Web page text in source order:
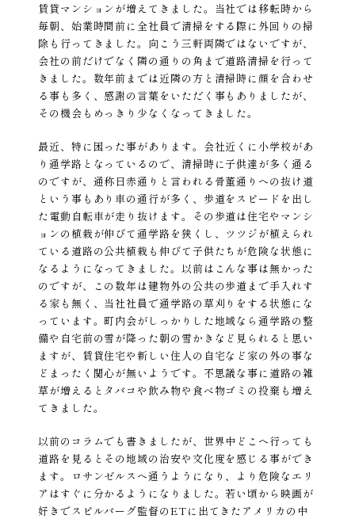
賃貸マンションが増えてきました。当社では移転時から
毎朝、始業時間前に全社員で清掃をする際に外回りの掃
除も行ってきました。向こう三軒両隣ではないですが、
会社の前だけでなく隣の通りの角まで道路清掃を行って
きました。数年前までは近隣の方と清掃時に顔を合わせ
る事も多く、感謝の言葉をいただく事もありましたが、
その機会もめっきり少なくなってきました。
最近、特に困った事があります。会社近くに小学校があ
り通学路となっているので、清掃時に子供達が多く通る
のですが、通称日赤通りと言われる骨董通りへの抜け道
という事もあり車の通行が多く、歩道をスピードを出し
た電動自転車が走り抜けます。その歩道は住宅やマンシ
ョンの植栽が伸びて通学路を狭くし、ツツジが植えられ
ている道路の公共植栽も伸びて子供たちが危険な状態に
なるようになってきました。以前はこんな事は無かった
のですが、この数年は建物外の公共の歩道まで手入れす
る家も無く、当社社員で通学路の草刈りをする状態にな
っています。町内会がしっかりした地域なら通学路の整
備や自宅前の雪が降った朝の雪かきなど見られると思い
ますが、賃貸住宅や新しい住人の自宅など家の外の事な
どまったく関心が無いようです。不思議な事に道路の雑
草が増えるとタバコや飲み物や食べ物ゴミの投棄も増え
てきました。
以前のコラムでも書きましたが、世界中どこへ行っても
道路を見るとその地域の治安や文化度を感じる事ができ
ます。ロサンゼルスへ通うようになり、より危険なエリ
アはすぐに分かるようになりました。若い頃から映画が
好きでスピルバーグ監督のETに出てきたアメリカの中